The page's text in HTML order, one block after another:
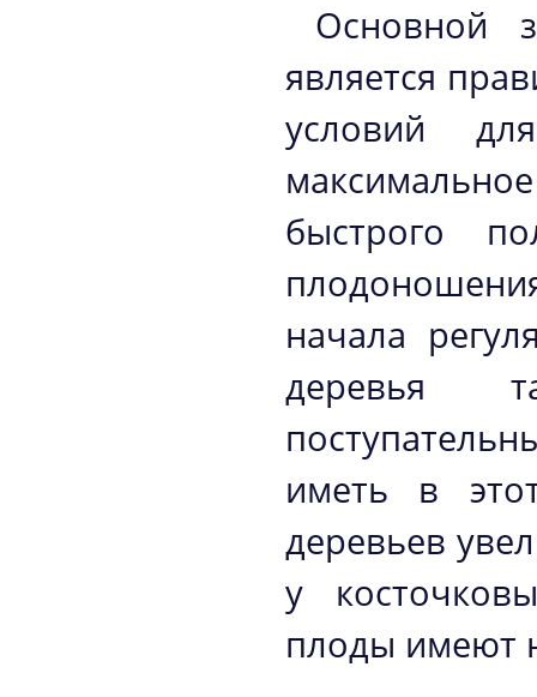
Основной
является
условий
быстрого
начала
деревья
иметь в
деревьев
у
плоды имеют